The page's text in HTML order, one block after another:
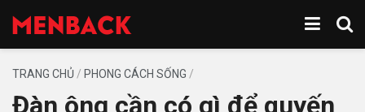
TRANG CHỦ / PHONG CÁCH SỐNG /
Đàn ông cần có gì để quyến